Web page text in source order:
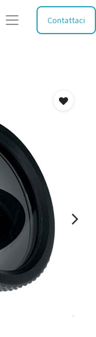
Contattaci